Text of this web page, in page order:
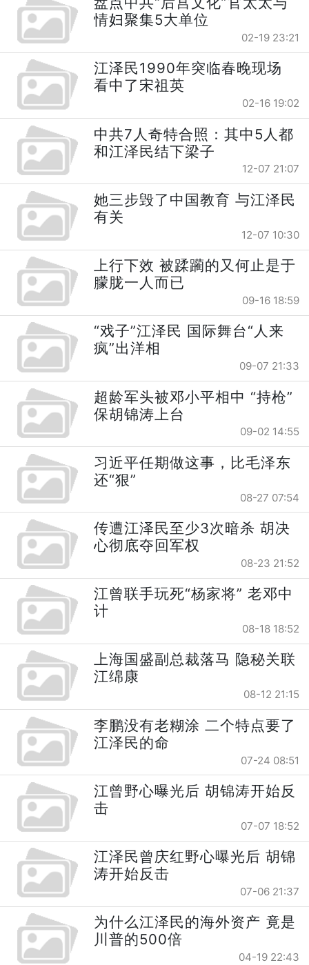
情妇聚集5大单位
02-19 23:21
江泽民1990年突临春晚现场
看中了宋祖英
02-16 19:02
中共7人奇特合照：其中5人都
和江泽民结下梁子
12-07 21:07
她三步毁了中国教育 与江泽民
有关
12-07 10:30
上行下效 被蹂躏的又何止是于
朦胧一人而已
09-16 18:59
“戏子”江泽民 国际舞台“人来
疯”出洋相
09-07 21:33
超龄军头被邓小平相中 “持枪”
保胡锦涛上台
09-02 14:55
习近平任期做这事，比毛泽东
还“狠”
08-27 07:54
传遭江泽民至少3次暗杀 胡决
心彻底夺回军权
08-23 21:52
江曾联手玩死“杨家将” 老邓中
计
08-18 18:52
上海国盛副总裁落马 隐秘关联
江绵康
08-12 21:15
李鹏没有老糊涂 二个特点要了
江泽民的命
07-24 08:51
江曾野心曝光后 胡锦涛开始反
击
07-07 18:52
江泽民曾庆红野心曝光后 胡锦
涛开始反击
07-06 21:37
为什么江泽民的海外资产 竟是
川普的500倍
04-19 22:43